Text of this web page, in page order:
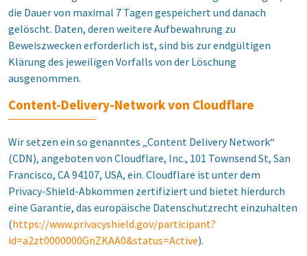
die Dauer von maximal 7 Tagen gespeichert und danach
gelöscht. Daten, deren weitere Aufbewahrung zu
Beweiszwecken erforderlich ist, sind bis zur endgültigen
Klärung des jeweiligen Vorfalls von der Löschung
ausgenommen.
Content-Delivery-Network von Cloudflare
Wir setzen ein so genanntes „Content Delivery Network“
(CDN), angeboten von Cloudflare, Inc., 101 Townsend St, San
Francisco, CA 94107, USA, ein. Cloudflare ist unter dem
Privacy-Shield-Abkommen zertifiziert und bietet hierdurch
eine Garantie, das europäische Datenschutzrecht einzuhalten
(https://www.privacyshield.gov/participant?
id=a2zt0000000GnZKAA0&status=Active).